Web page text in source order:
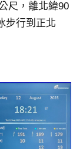
尺，離北緯90
步行到正北